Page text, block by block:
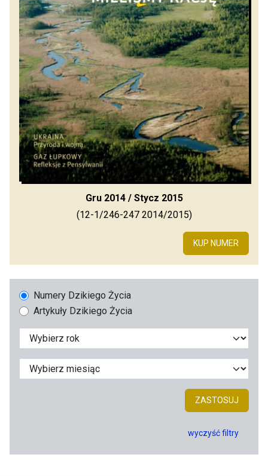
Gru 2014 / Stycz 2015
(12-1/246-247 2014/2015)
KUP NUMER
Numery Dzikiego Życia
Artykuły Dzikiego Życia
ZASTOSUJ
wyczyść filtry